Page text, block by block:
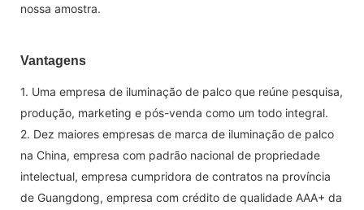
nossa amostra.
Vantagens
1. Uma empresa de iluminação de palco que reúne pesquisa,
produção, marketing e pós-venda como um todo integral.
2. Dez maiores empresas de marca de iluminação de palco
na China, empresa com padrão nacional de propriedade
intelectual, empresa cumpridora de contratos na província
de Guangdong, empresa com crédito de qualidade AAA+ da